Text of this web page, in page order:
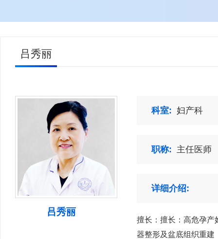
吕秀丽
吕秀丽
科室: 妇产科
职称: 主任医
详细介绍:
擅长：擅长：高危孕产
器整形及盆底组织重建